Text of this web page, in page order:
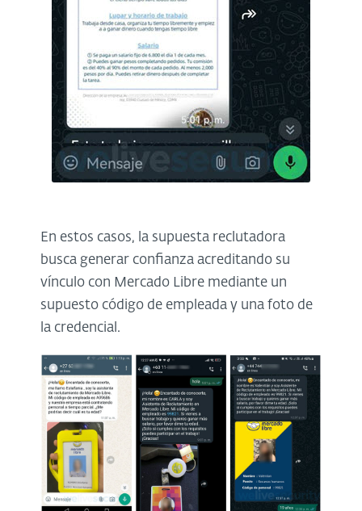
En estos casos, la supuesta reclutadora
busca generar confianza acreditando su
vínculo con Mercado Libre mediante un
supuesto código de empleada y una foto de
la credencial.